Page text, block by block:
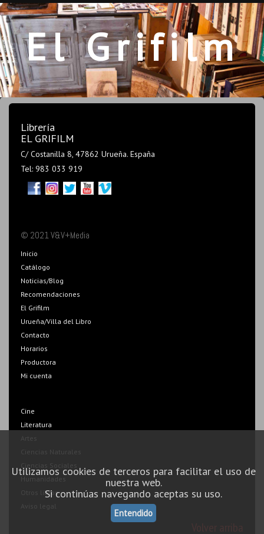
Utilizamos cookies de terceros para facilitar el uso de
nuestra web.
Si continúas navegando aceptas su uso.
Entendido
El Grifilm
Librería
EL GRIFILM
C/ Costanilla 8, 47862 Urueña. España
Tel: 983 033 919
© 2021 V&V+Media
Inicio
Catálogo
Noticias/Blog
Recomendaciones
El Grifilm
Urueña/Villa del Libro
Contacto
Horarios
Productora
Mi cuenta
Cine
Literatura
Artes
Ciencias Naturales
Ciencias Sociales
Humanidades
Otros libros
Aviso legal
Volver arriba